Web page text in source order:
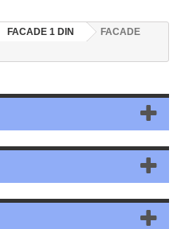
FACADE 1 DIN
FACADE